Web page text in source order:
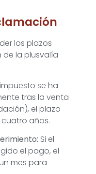
los plazos
la plusvalía
se ha
tras la venta
el plazo
años.
Si el
el pago, el
mes para